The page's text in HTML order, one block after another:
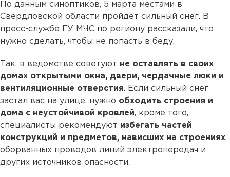
По данным синоптиков, 5 марта местами в
Свердловской области пройдет сильный снег. В
пресс-службе ГУ МЧС по региону рассказали, что
нужно сделать, чтобы не попасть в беду.
Так, в ведомстве советуют не оставлять в своих
домах открытыми окна, двери, чердачные люки и
вентиляционные отверстия. Если сильный снег
застал вас на улице, нужно обходить строения и
дома с неустойчивой кровлей, кроме того,
специалисты рекомендуют избегать частей
конструкций и предметов, нависших на строениях,
оборванных проводов линий электропередач и
других источников опасности.